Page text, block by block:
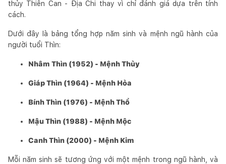
thủy Thiên Can - Địa Chi thay vì chỉ đánh giá dựa trên tính
cách.
Dưới đây là bảng tổng hợp năm sinh và mệnh ngũ hành của
người tuổi Thìn:
Nhâm Thìn (1952) - Mệnh Thủy
Giáp Thìn (1964) - Mệnh Hỏa
Bính Thìn (1976) - Mệnh Thổ
Mậu Thìn (1988) - Mệnh Mộc
Canh Thìn (2000) - Mệnh Kim
Mỗi năm sinh sẽ tương ứng với một mệnh trong ngũ hành, và